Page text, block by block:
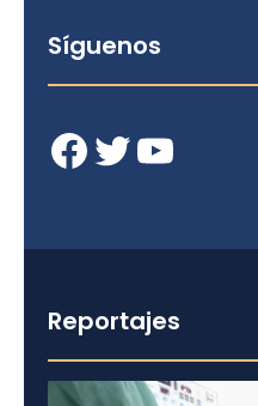
Síguenos
Facebook Twitter YouTube
Reportajes